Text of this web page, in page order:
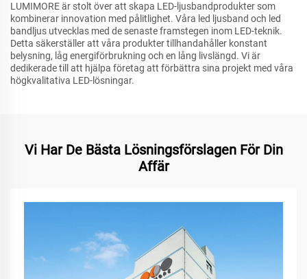
LUMIMORE är stolt över att skapa LED-ljusbandprodukter som
kombinerar innovation med pålitlighet. Våra led ljusband och led
bandljus utvecklas med de senaste framstegen inom LED-teknik.
Detta säkerställer att våra produkter tillhandahåller konstant
belysning, låg energiförbrukning och en lång livslängd. Vi är
dedikerade till att hjälpa företag att förbättra sina projekt med våra
högkvalitativa LED-lösningar.
Vi Har De Bästa Lösningsförslagen För Din
Affär